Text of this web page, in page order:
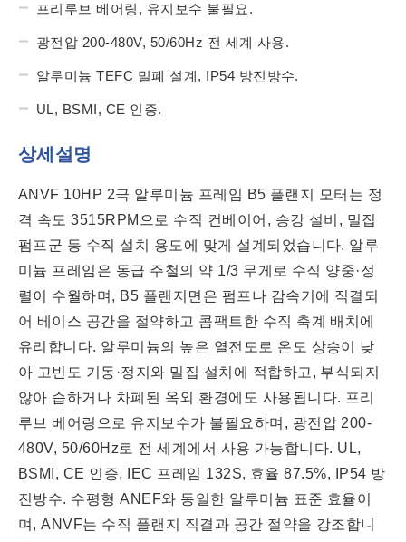
프리루브 베어링, 유지보수 불필요.
광전압 200-480V, 50/60Hz 전 세계 사용.
알루미늄 TEFC 밀폐 설계, IP54 방진방수.
UL, BSMI, CE 인증.
상세설명
ANVF 10HP 2극 알루미늄 프레임 B5 플랜지 모터는 정
격 속도 3515RPM으로 수직 컨베이어, 승강 설비, 밀집
펌프군 등 수직 설치 용도에 맞게 설계되었습니다. 알루
미늄 프레임은 동급 주철의 약 1/3 무게로 수직 양중·정
렬이 수월하며, B5 플랜지면은 펌프나 감속기에 직결되
어 베이스 공간을 절약하고 콤팩트한 수직 축계 배치에
유리합니다. 알루미늄의 높은 열전도로 온도 상승이 낮
아 고빈도 기동·정지와 밀집 설치에 적합하고, 부식되지
않아 습하거나 차폐된 옥외 환경에도 사용됩니다. 프리
루브 베어링으로 유지보수가 불필요하며, 광전압 200-
480V, 50/60Hz로 전 세계에서 사용 가능합니다. UL,
BSMI, CE 인증, IEC 프레임 132S, 효율 87.5%, IP54 방
진방수. 수평형 ANEF와 동일한 알루미늄 표준 효율이
며, ANVF는 수직 플랜지 직결과 공간 절약을 강조합니